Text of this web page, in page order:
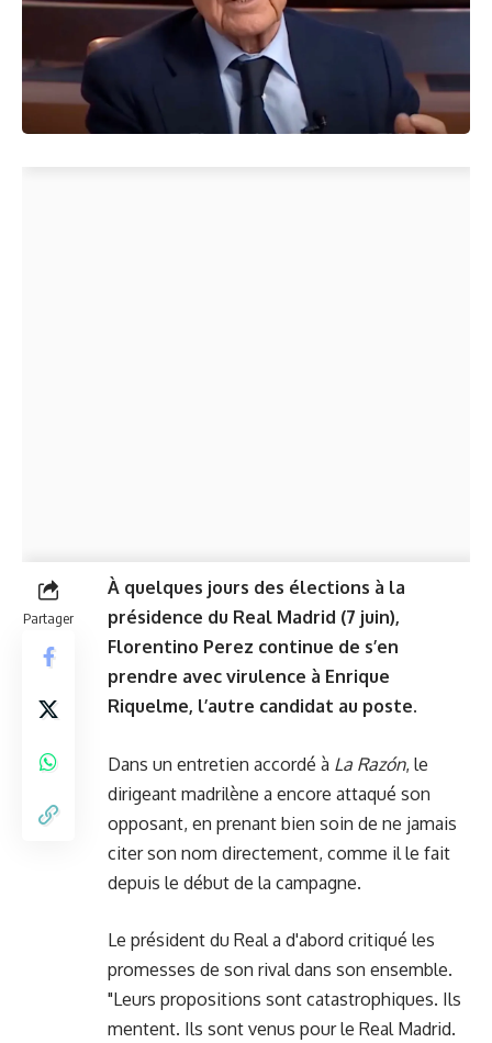
Partager
À quelques jours des élections à la
présidence du Real Madrid (7 juin),
Florentino Perez continue de s’en
prendre avec virulence à Enrique
Riquelme, l’autre candidat au poste.
Dans un entretien accordé à La Razón, le
dirigeant madrilène a encore attaqué son
opposant, en prenant bien soin de ne jamais
citer son nom directement, comme il le fait
depuis le début de la campagne.
Le président du Real a d'abord critiqué les
promesses de son rival dans son ensemble.
"Leurs propositions sont catastrophiques. Ils
mentent. Ils sont venus pour le Real Madrid.